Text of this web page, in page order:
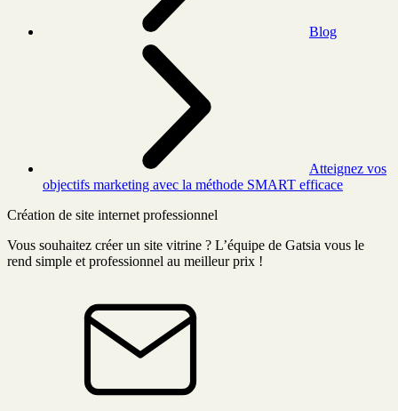
Blog
Atteignez vos
objectifs marketing avec la méthode SMART efficace
Création de site internet professionnel
Vous souhaitez créer un site vitrine ? L’équipe de Gatsia vous le
rend simple et professionnel au meilleur prix !